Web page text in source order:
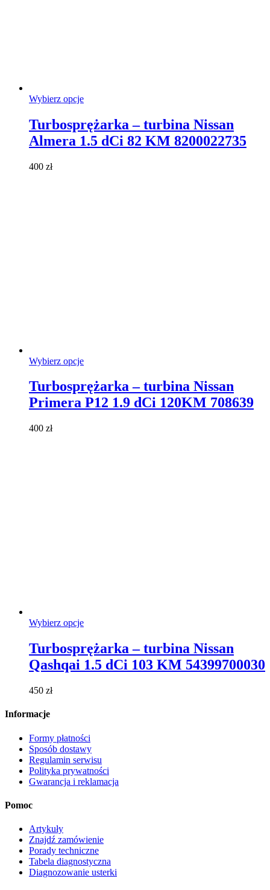
Wybierz opcjeTen
wiele
wariantów.
Turbosprężarka – turbina Nissan
Almera 1.5 dCi 82 KM 8200022735
400 zł
Wybierz opcjeTen
ma
wiele
wariantów.
Turbosprężarka – turbina Nissan
Primera P12 1.9 dCi 120KM 708639
400 zł
Wybierz opcjeTen
wiele
wariantów.
Turbosprężarka – turbina Nissan
Qashqai 1.5 dCi 103 KM 54399700030
450 zł
Informacje
Formy płatności
Sposób dostawy
Regulamin serwisu
Polityka prywatności
Gwarancja i reklamacja
Pomoc
Artykuły
Znajdź zamówienie
Porady techniczne
Tabela diagnostyczna
Diagnozowanie usterki